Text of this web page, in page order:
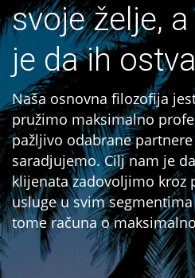
svoje želje,
je da ih
Naša osnovna filozofija
pružimo maksimalno
pažljivo odabrane
saradjujemo. Cilj nam je
klijenata zadovoljimo kroz
usluge u svim
tome računa o